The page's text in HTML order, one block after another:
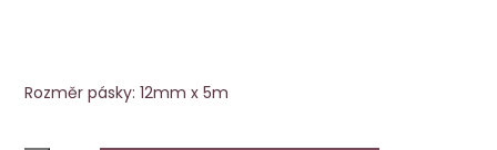
Rozměr pásky: 12mm x 5m